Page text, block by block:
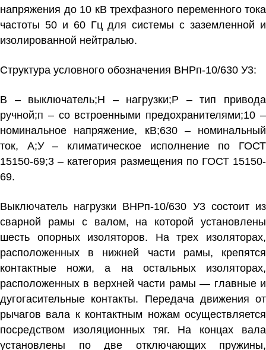
напряжения до 10 кВ трехфазного переменного тока
частоты 50 и 60 Гц для системы с заземленной и
изолированной нейтралью.
Структура условного обозначения ВНРп-10/630 У3:
В – выключатель;Н – нагрузки;Р – тип привода
ручной;п – со встроенными предохранителями;10 –
номинальное напряжение, кВ;630 – номинальный
ток, А;У – климатическое исполнение по ГОСТ
15150-69;3 – категория размещения по ГОСТ 15150-
69.
Выключатель нагрузки ВНРп-10/630 У3состоит из
сварной рамы с валом, на которой установлены
шесть опорных изоляторов. На трех изоляторах,
расположенных в нижней части рамы, крепятся
контактные ножи, а на остальных изоляторах,
расположенных в верхней части рамы — главные и
дугогасительные контакты. Передача движения от
рычагов вала к контактным ножам осуществляется
посредством изоляционных тяг. На концах вала
установлены по две отключающих пружины,